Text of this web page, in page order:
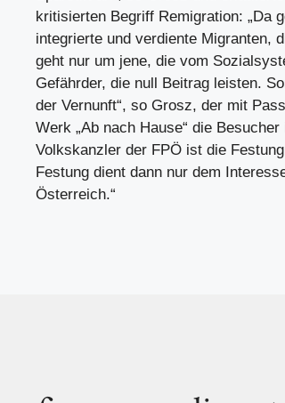
kritisierten Begriff Remigration: „Da
integrierte und verdiente Migranten,
geht nur um jene, die vom
Gefährder, die null Beitrag leisten.
der Vernunft“, so Grosz, der mit
Werk „Ab nach Hause“ die
Volkskanzler der FPÖ ist die
Festung dient dann nur dem
Österreich.“